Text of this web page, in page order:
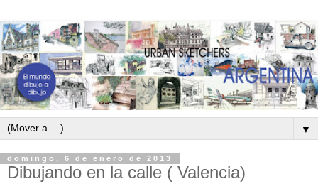
▼
domingo, 6 de enero de 2013
Dibujando en la calle ( Valencia)